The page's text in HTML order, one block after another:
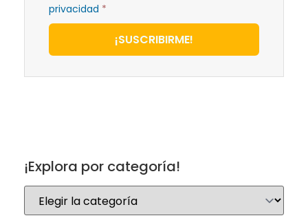
privacidad *
¡SUSCRIBIRME!
¡Explora por categoría!